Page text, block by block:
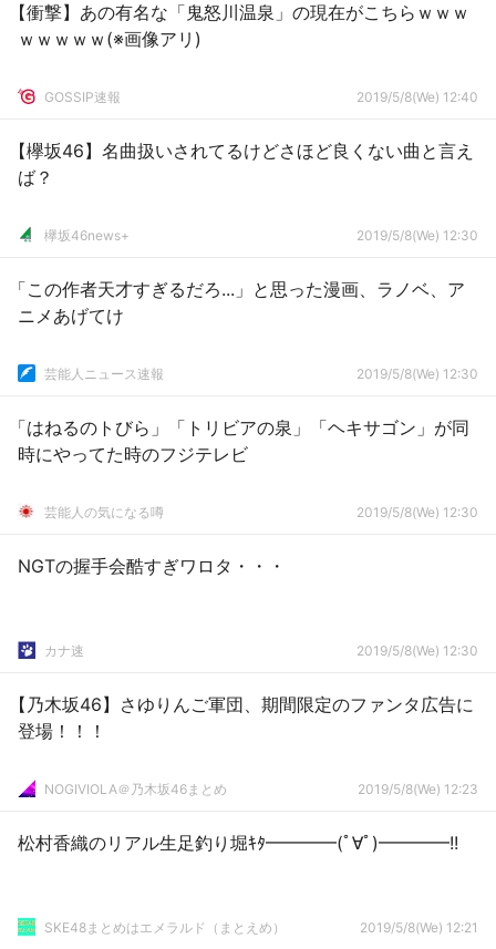
【衝撃】あの有名な「鬼怒川温泉」の現在がこちらｗｗｗ
ｗｗｗｗｗ(※画像アリ)
GOSSIP速報 2019/5/8(We) 12:40
【欅坂46】名曲扱いされてるけどさほど良くない曲と言え
ば？
欅坂46news+ 2019/5/8(We) 12:30
「この作者天才すぎるだろ...」と思った漫画、ラノベ、ア
ニメあげてけ
芸能人ニュース速報 2019/5/8(We) 12:30
「はねるのトびら」「トリビアの泉」「ヘキサゴン」が同
時にやってた時のフジテレビ
芸能人の気になる噂 2019/5/8(We) 12:30
NGTの握手会酷すぎワロタ・・・
カナ速 2019/5/8(We) 12:30
【乃木坂46】さゆりんご軍団、期間限定のファンタ広告に
登場！！！
NOGIVIOLA＠乃木坂46まとめ 2019/5/8(We) 12:23
松村香織のリアル生足釣り堀ｷﾀ━━━━(ﾟ∀ﾟ)━━━━!!
SKE48まとめはエメラルド（まとえめ） 2019/5/8(We) 12:21